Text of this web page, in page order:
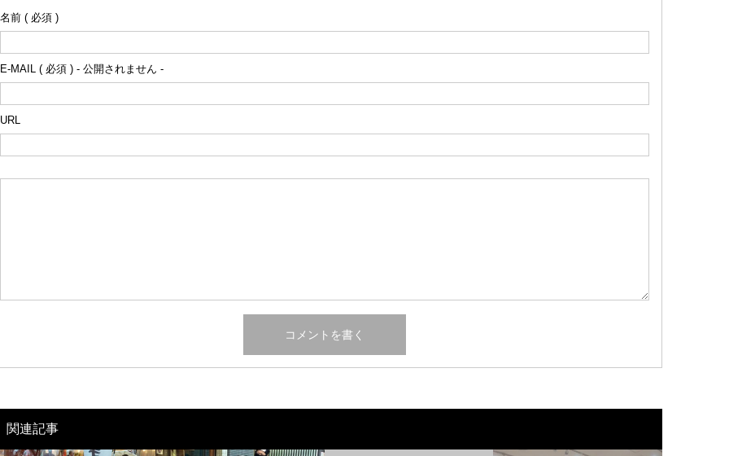
名前 ( 必須 )
E-MAIL ( 必須 ) - 公開されません -
URL
関連記事